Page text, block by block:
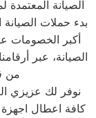
الصيانة
بدء حملات الصيانة
أكبر الخصومات
الصيانة، عبر
من
نوفر لك عزيزي
كافة اعطال